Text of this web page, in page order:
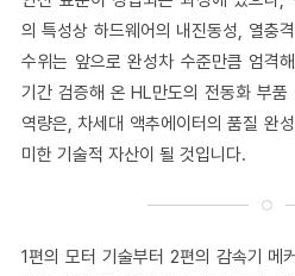
의 특성상 하드웨어의 내진동성, 열충
수위는 앞으로 완성차 수준만큼 엄격
기간 검증해 온 HL만도의 전동화 부품
역량은, 차세대 액추에이터의 품질 완
미한 기술적 자산이 될 것입니다.
1편의 모터 기술부터 2편의 감속기 메